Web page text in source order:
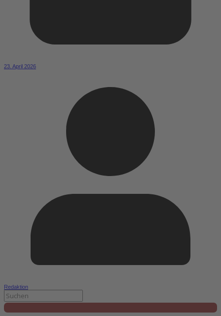
23. April 2026
Redaktion